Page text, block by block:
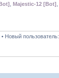
Majestic-12 [Bot]
• Новый пользователь: